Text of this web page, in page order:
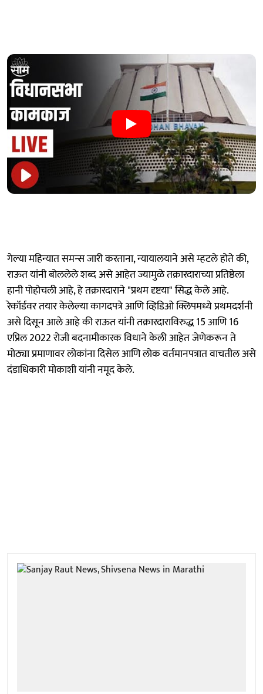
गेल्या महिन्यात समन्स जारी करताना, न्यायालयाने असे म्हटले होते की,
राऊत यांनी बोललेले शब्द असे आहेत ज्यामुळे तक्रारदाराच्या प्रतिष्ठेला
हानी पोहोचली आहे, हे तक्रारदाराने "प्रथम दृष्टया" सिद्ध केले आहे.
रेकॉर्डवर तयार केलेल्या कागदपत्रे आणि व्हिडिओ क्लिपमध्ये प्रथमदर्शनी
असे दिसून आले आहे की राऊत यांनी तक्रारदाराविरुद्ध 15 आणि 16
एप्रिल 2022 रोजी बदनामीकारक विधाने केली आहेत जेणेकरून ते
मोठ्या प्रमाणावर लोकांना दिसेल आणि लोक वर्तमानपत्रात वाचतील असे
दंडाधिकारी मोकाशी यांनी नमूद केले.